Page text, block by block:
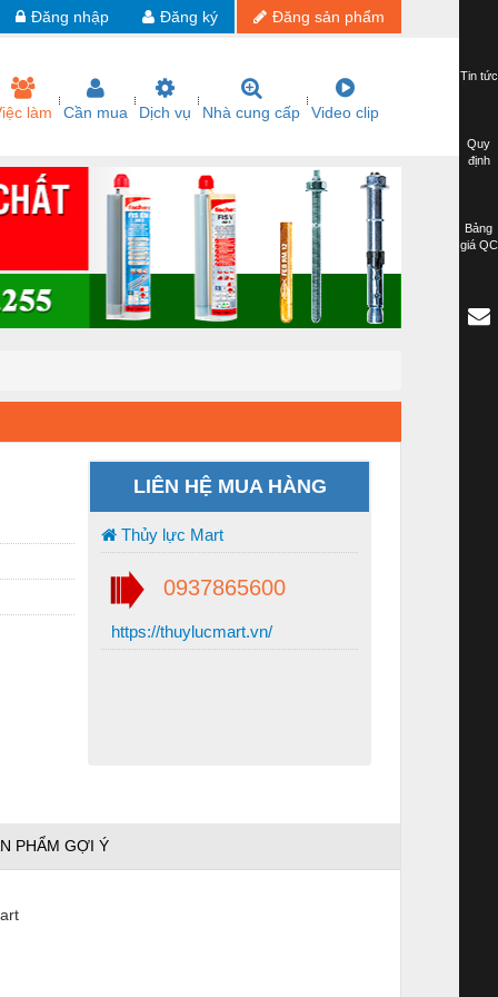
Đăng sản phẩm
Đăng ký
Đăng nhập
làm Cần mua Dịch vụ Nhà cung cấp Video clip
LIÊN HỆ MUA HÀNG
Thủy lực Mart
0937865600
https://thuylucmart.vn/
PHẨM GỢI Ý
Tin tức
Quy
định
Bảng
giá QC